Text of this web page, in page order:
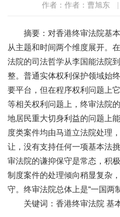
作者：作者：曹旭东 |
摘要：对香港终审法院基
从主题和时间两个维度展开。
法院的司法哲学从李国能法院
整。普通实体权利保护领域始
要平台，但在程序权利问题上
等相关权利问题上，终审法院
地居民重大切身利益的问题上
度类案件均由马道立法院处理
让，没有支持任何一项基本法
审法院的谦抑保守是常态，积
制度案件的处理倾向稍显复杂
守。终审法院总体上是“一国两
关键词：香港终审法院 基